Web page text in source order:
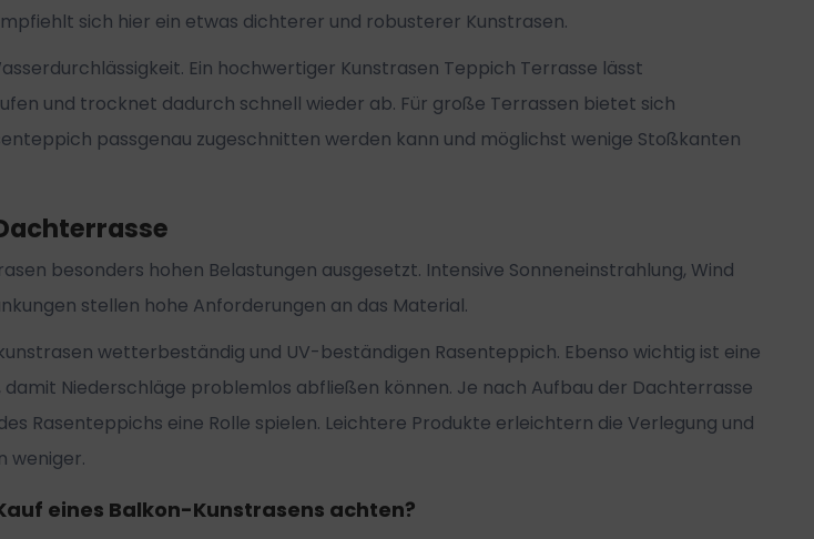
sich hier ein etwas dichterer und robusterer Kunstrasen.
Ein hochwertiger Kunstrasen Teppich Terrasse lässt
und trocknet dadurch schnell wieder ab. Für große Terrassen bietet sich
passgenau zugeschnitten werden kann und möglichst wenige Stoßkanten
besonders hohen Belastungen ausgesetzt. Intensive Sonneneinstrahlung, Wind
stellen hohe Anforderungen an das Material.
wetterbeständig und UV-beständigen Rasenteppich. Ebenso wichtig ist eine
damit Niederschläge problemlos abfließen können. Je nach Aufbau der Dachterrasse
Rasenteppichs eine Rolle spielen. Leichtere Produkte erleichtern die Verlegung und
weniger.
eines Balkon-Kunstrasens achten?